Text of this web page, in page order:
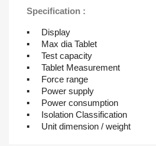
Specification :
▪ Display
▪
Max dia Tablet
▪
Test capacity
▪
Tablet Measurement
▪
Force range
▪
Power supply
▪
Power consumption
▪
Isolation Classification
▪
Unit dimension / weight